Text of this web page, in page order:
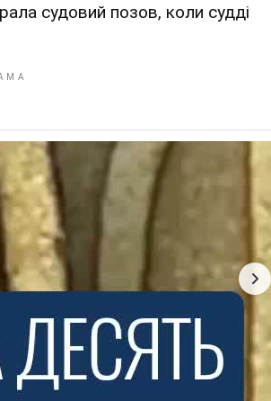
судовий позов, коли судді